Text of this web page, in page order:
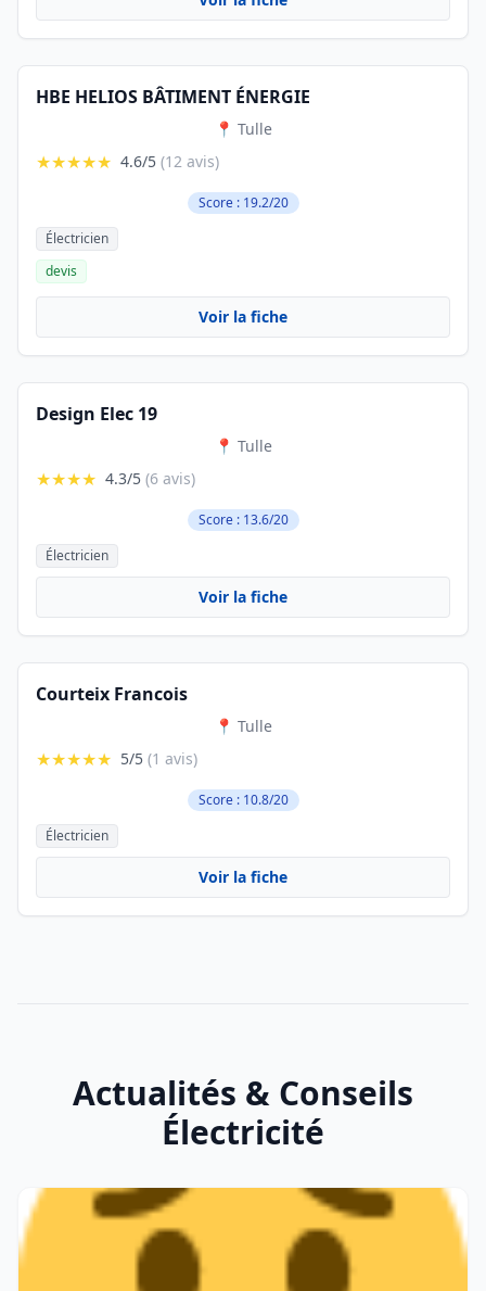
HBE HELIOS BÂTIMENT ÉNERGIE
📍 Tulle
★★★★★ 4.6/5 (12 avis)
Score : 19.2/20
Électricien
devis
Voir la fiche
Design Elec 19
📍 Tulle
★★★★ 4.3/5 (6 avis)
Score : 13.6/20
Électricien
Voir la fiche
Courteix Francois
📍 Tulle
★★★★★ 5/5 (1 avis)
Score : 10.8/20
Électricien
Voir la fiche
Actualités & Conseils
Électricité